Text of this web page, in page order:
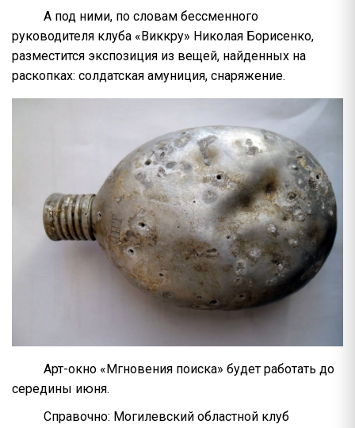
А под ними, по словам бессменного
руководителя клуба «Виккру» Николая Борисенко,
разместится экспозиция из вещей, найденных на
раскопках: солдатская амуниция, снаряжение.
Арт-окно «Мгновения поиска» будет работать до
середины июня.
Справочно: Могилевский областной клуб